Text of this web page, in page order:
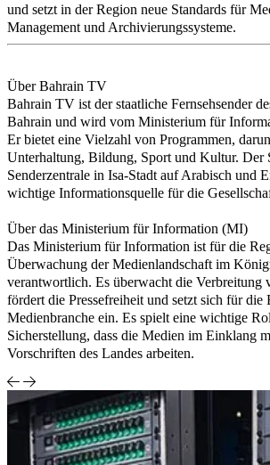
und setzt in der Region neue Standards für
Management und Archivierungssysteme.
Über Bahrain TV
Bahrain TV ist der staatliche Fernsehsender
Bahrain und wird vom Ministerium für
Er bietet eine Vielzahl von Programmen,
Unterhaltung, Bildung, Sport und Kultur. Der
Senderzentrale in Isa-Stadt auf Arabisch und
wichtige Informationsquelle für die
Über das Ministerium für Information (MI)
Das Ministerium für Information ist für die
Überwachung der Medienlandschaft im
verantwortlich. Es überwacht die Verbreitung
fördert die Pressefreiheit und setzt sich für
Medienbranche ein. Es spielt eine wichtige
Sicherstellung, dass die Medien im Einklang
Vorschriften des Landes arbeiten.